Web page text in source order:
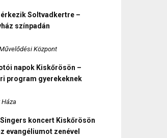
Soltvadkertre –
színpadán
Központ
napok Kiskőrösön –
program gyerekeknek
koncert Kiskőrösön
evangéliumot zenével